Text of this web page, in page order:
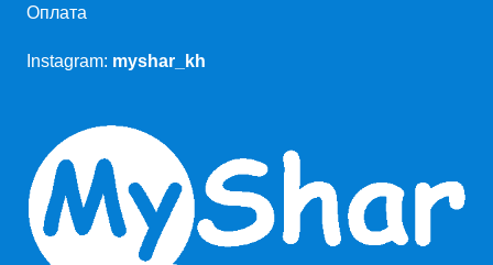
Оплата
Instagram: myshar_kh